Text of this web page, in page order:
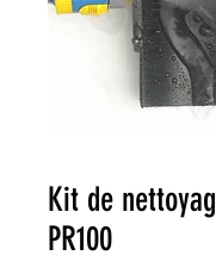
Kit de
PR100